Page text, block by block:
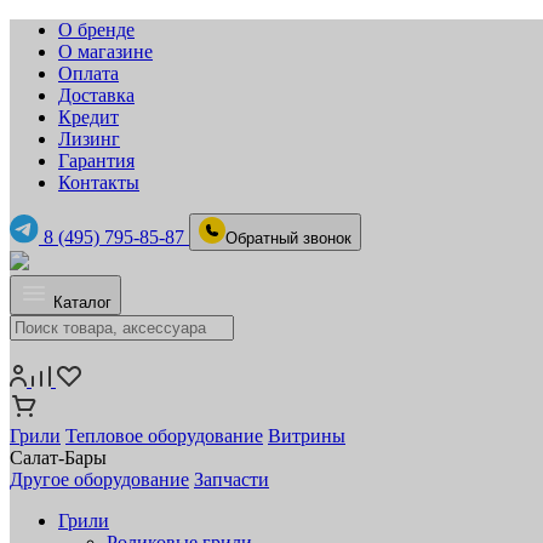
О бренде
О магазине
Оплата
Доставка
Кредит
Лизинг
Гарантия
Контакты
8 (495) 795-85-87 Обратный звонок
Каталог
Грили Тепловое оборудование Витрины
Салат-Бары
Другое оборудование Запчасти
Грили